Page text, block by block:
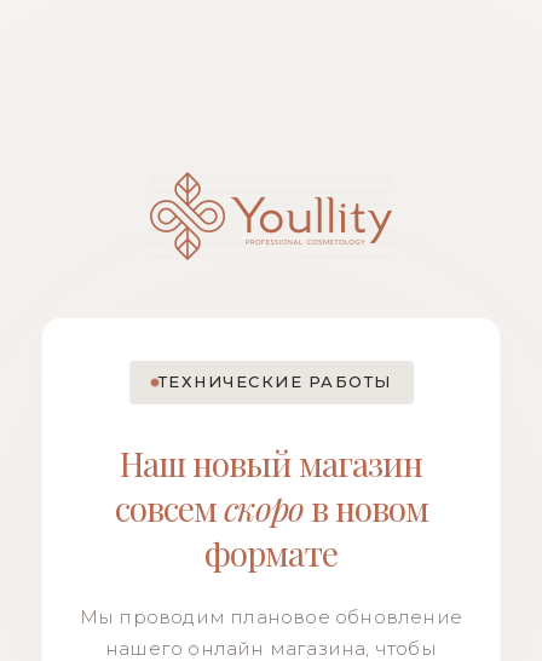
ТЕХНИЧЕСКИЕ РАБОТЫ
Наш новый магазин
совсемскоров новом
формате
Мы проводим плановое обновление
нашего онлайн магазина, чтобы